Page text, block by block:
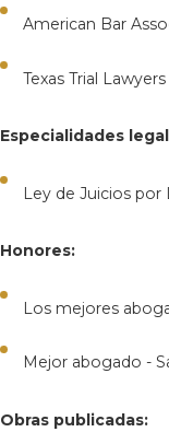
American Bar
Texas Trial
Especialidades
Ley de Juicios por
Honores:
Los mejores
Mejor abogado -
Obras publicadas: